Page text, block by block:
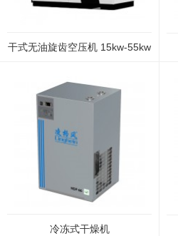
干式无油旋齿空压机 15kw-55kw
冷冻式干燥机